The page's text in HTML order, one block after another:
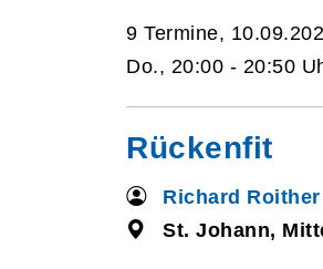
9 Termine,
Do., 20:00 - 20:50
Rückenfit
Richard Roither
St. Johann,